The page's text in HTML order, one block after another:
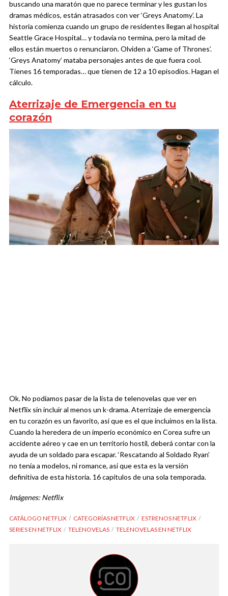
buscando una maratón que no parece terminar y les gustan los
dramas médicos, están atrasados con ver ‘Greys Anatomy’. La
historia comienza cuando un grupo de residentes llegan al hospital
Seattle Grace Hospital… y todavía no termina, pero la mitad de
ellos están muertos o renunciaron. Olviden a ‘Game of Thrones’.
‘Greys Anatomy’ mataba personajes antes de que fuera cool.
Tienes 16 temporadas… que tienen de 12 a 10 episodios. Hagan el
cálculo.
Aterrizaje de Emergencia en tu
corazón
Ok. No podíamos pasar de la lista de telenovelas que ver en
Netflix sin incluir al menos un k-drama. Aterrizaje de emergencia
en tu corazón es un favorito, así que es el que incluimos en la lista.
Cuando la heredera de un imperio económico en Corea sufre un
accidente aéreo y cae en un territorio hostil, deberá contar con la
ayuda de un soldado para escapar. ‘Rescatando al Soldado Ryan’
no tenía a modelos, ni romance, así que esta es la versión
definitiva de esta historia. 16 capítulos de una sola temporada.
Imágenes: Netflix
CATÁLOGO NETFLIX CATEGORÍAS NETFLIX
ESTRENOS NETFLIX
SERIES EN NETFLIX
TELENOVELAS TELENOVELAS EN NETFLIX